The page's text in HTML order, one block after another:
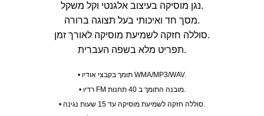
נגן מוסיקה בעיצוב אלגנטי וקל משקל.
מסך חד ואיכותי בעל תצוגה ברורה.
סוללה חזקה לשמיעת מוסיקה לאורך זמן.
תפריט מלא בשפה העברית.
• תומך בקבצי אודיו WMA/MP3/WAV.
• רדיו FM מובנה התומך ב 40 תחנות.
• סוללה חזקה לשמיעת מוסיקה עד 15 שעות נגינה.